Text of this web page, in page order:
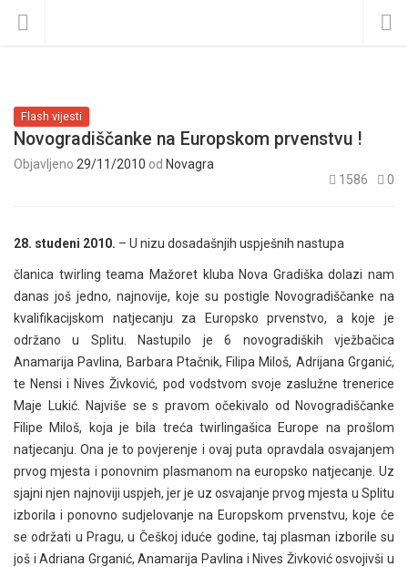
Flash vijesti
Novogradiščanke na Europskom prvenstvu !
Objavljeno 29/11/2010 od Novagra
1586
0
28. studeni 2010. – U nizu dosadašnjih uspješnih nastupa
članica twirling teama Mažoret kluba Nova Gradiška dolazi nam
danas još jedno, najnovije, koje su postigle Novogradiščanke na
kvalifikacijskom natjecanju za Europsko prvenstvo, a koje je
održano u Splitu. Nastupilo je 6 novogradiških vježbačica
Anamarija Pavlina, Barbara Ptačnik, Filipa Miloš, Adrijana Grganić,
te Nensi i Nives Živković, pod vodstvom svoje zaslužne trenerice
Maje Lukić. Najviše se s pravom očekivalo od Novogradiščanke
Filipe Miloš, koja je bila treća twirlingašica Europe na prošlom
natjecanju. Ona je to povjerenje i ovaj puta opravdala osvajanjem
prvog mjesta i ponovnim plasmanom na europsko natjecanje. Uz
sjajni njen najnoviji uspjeh, jer je uz osvajanje prvog mjesta u Splitu
izborila i ponovno sudjelovanje na Europskom prvenstvu, koje će
se održati u Pragu, u Češkoj iduće godine, taj plasman izborile su
još i Adriana Grganić, Anamarija Pavlina i Nives Živković osvojivši u